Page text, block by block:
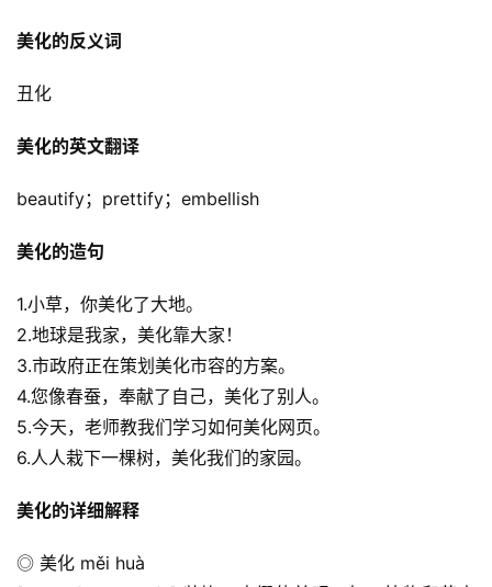
美化的反义词
丑化
美化的英文翻译
beautify；prettify；embellish
美化的造句
1.小草，你美化了大地。
2.地球是我家，美化靠大家！
3.市政府正在策划美化市容的方案。
4.您像春蚕，奉献了自己，美化了别人。
5.今天，老师教我们学习如何美化网页。
6.人人栽下一棵树，美化我们的家园。
美化的详细解释
◎ 美化 měi huà